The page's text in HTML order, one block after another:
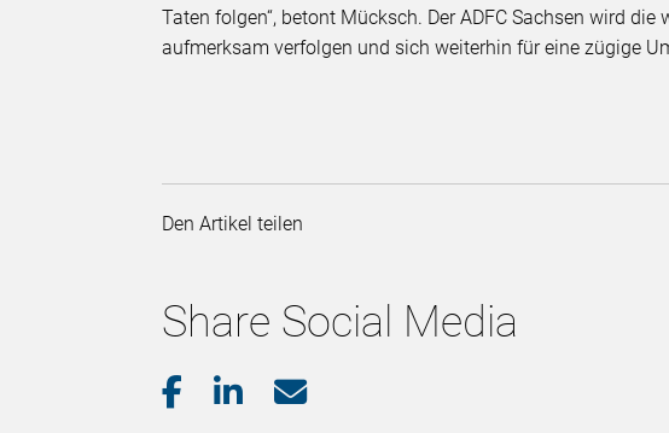
Taten folgen“, betont Mücksch. Der ADFC Sachsen wird
aufmerksam verfolgen und sich weiterhin für eine zügige
Den Artikel teilen
Share Social Media